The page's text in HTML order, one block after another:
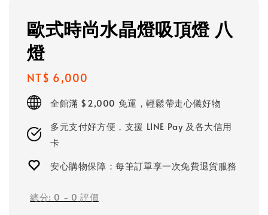
歐式時尚水晶燈吸頂燈 八
燈
Regular
price
NT$ 6,000
全館滿 $2,000 免運，輕鬆帶走心儀好物
多元支付好方便，支援 LINE Pay 及各大信用
卡
安心購物保障：每筆訂單享一次免費退貨服務
總分: 0 - 0 評價